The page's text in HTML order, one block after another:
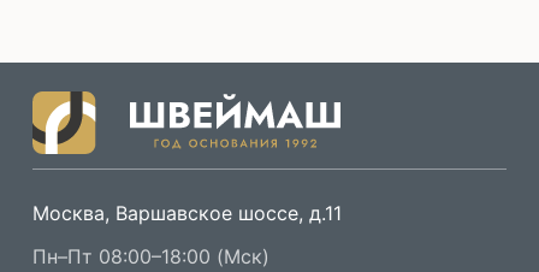
Москва, Варшавское шоссе, д.11
Пн–Пт 08:00–18:00 (Мск)